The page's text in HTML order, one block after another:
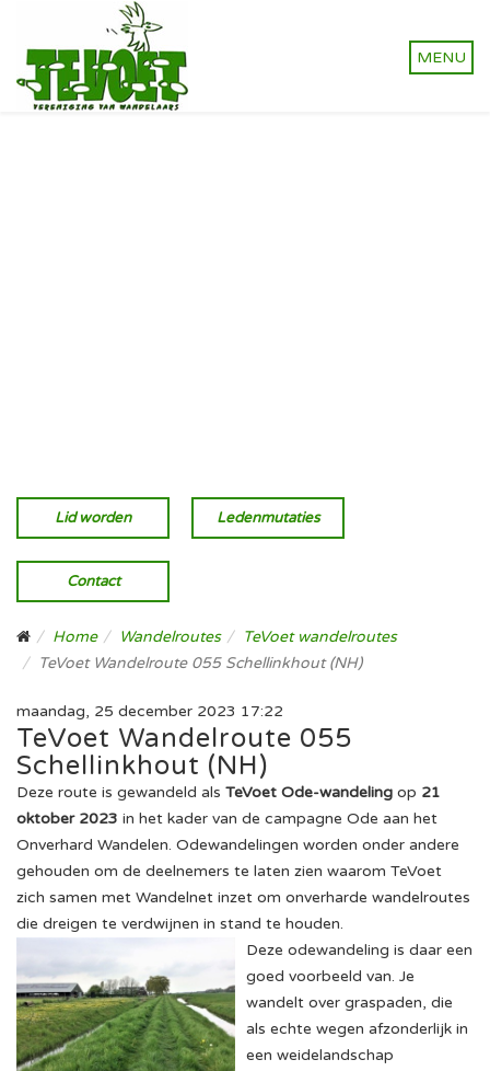
Lid worden Ledenmutaties
Contact
Home Wandelroutes
TeVoet wandelroutes
TeVoet Wandelroute 055 Schellinkhout (NH)
maandag, 25 december 2023 17:22
TeVoet Wandelroute 055
Schellinkhout (NH)
Deze route is gewandeld als TeVoet Ode-wandeling op 21
oktober 2023 in het kader van de campagne Ode aan het
Onverhard Wandelen. Odewandelingen worden onder andere
gehouden om de deelnemers te laten zien waarom TeVoet
zich samen met Wandelnet inzet om onverharde wandelroutes
die dreigen te verdwijnen in stand te houden.
Deze odewandeling is daar een
goed voorbeeld van. Je
wandelt over graspaden, die
als echte wegen afzonderlijk in
een weidelandschap